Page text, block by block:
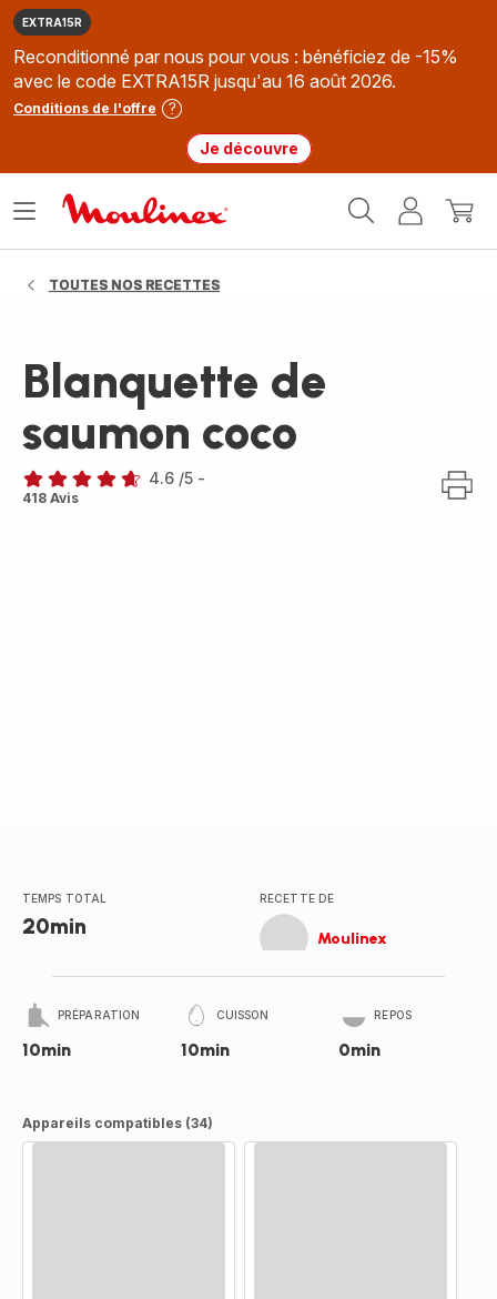
EXTRA15R
Reconditionné par nous pour vous : bénéficiez de -15%
avec le code EXTRA15R jusqu'au 16 août 2026.
Conditions de l'offre
Je découvre
MonMon
Ouvrir
TOUTES NOS RECETTES
Blanquette de
saumon coco
ratings.4.6
4.6 /5 -
418 Avis
TEMPS TOTAL
20min
RECETTE DE
Moulinex
PRÉPARATION
10min
CUISSON
10min
REPOS
0min
Appareils compatibles (34)